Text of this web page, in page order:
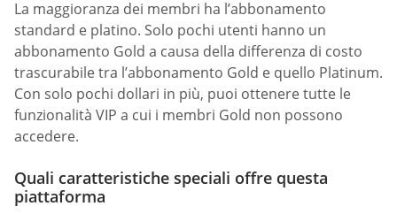
La maggioranza dei membri ha l’abbonamento
standard e platino. Solo pochi utenti hanno un
abbonamento Gold a causa della differenza di costo
trascurabile tra l’abbonamento Gold e quello Platinum.
Con solo pochi dollari in più, puoi ottenere tutte le
funzionalità VIP a cui i membri Gold non possono
accedere.
Quali caratteristiche speciali offre questa
piattaforma